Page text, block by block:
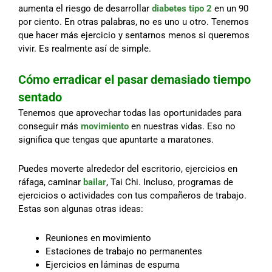
aumenta el riesgo de desarrollar diabetes tipo 2 en un 90
por ciento. En otras palabras, no es uno u otro. Tenemos
que hacer más ejercicio y sentarnos menos si queremos
vivir. Es realmente así de simple.
Cómo erradicar el pasar demasiado tiempo
sentado
Tenemos que aprovechar todas las oportunidades para
conseguir más movimiento en nuestras vidas. Eso no
significa que tengas que apuntarte a maratones.
Puedes moverte alrededor del escritorio, ejercicios en
ráfaga, caminar bailar, Tai Chi. Incluso, programas de
ejercicios o actividades con tus compañeros de trabajo.
Estas son algunas otras ideas:
Reuniones en movimiento
Estaciones de trabajo no permanentes
Ejercicios en láminas de espuma